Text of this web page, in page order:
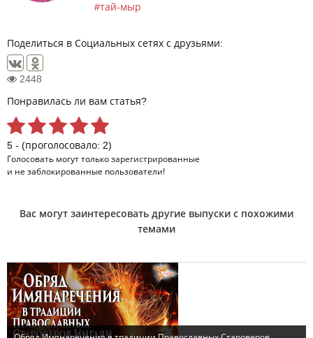
тай-мыр
Поделиться в Социальных сетях с друзьями:
2448
Понравилась ли вам статья?
5 - (проголосовало: 2)
Голосовать могут только зарегистрированные
и не заблокированные пользователи!
Вас могут заинтересовать другие выпуски с похожими
темами